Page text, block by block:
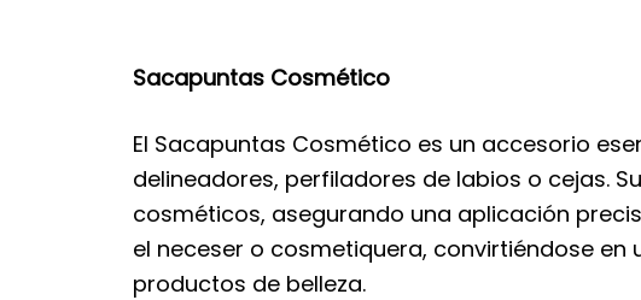
Sacapuntas Cosmético
El Sacapuntas Cosmético es un accesorio
delineadores, perfiladores de labios o cejas.
cosméticos, asegurando una aplicación
el neceser o cosmetiquera, convirtiéndose
productos de belleza.